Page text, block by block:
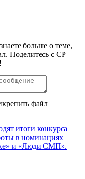
больше о теме,
Поделитесь с СР
файл
итоги конкурса
в номинациях
и «Люди СМП».